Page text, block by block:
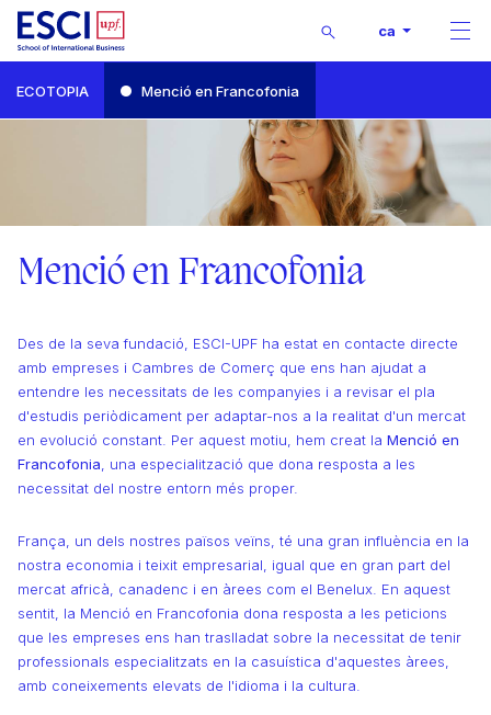
Buscar ca
Itineraris i mencions
Menció en Francofonia
ECOTOPIA Menció en Francofonia
Menció en Francofonia
Des de la seva fundació, ESCI-UPF ha estat en contacte directe
amb empreses i Cambres de Comerç que ens han ajudat a
entendre les necessitats de les companyies i a revisar el pla
d'estudis periòdicament per adaptar-nos a la realitat d'un mercat
en evolució constant. Per aquest motiu, hem creat la Menció en
Francofonia , una especialització que dona resposta a les
necessitat del nostre entorn més proper.
França, un dels nostres països veïns, té una gran influència en la
nostra economia i teixit empresarial, igual que en gran part del
mercat africà, canadenc i en àrees com el Benelux. En aquest
sentit, la Menció en Francofonia dona resposta a les peticions
que les empreses ens han traslladat sobre la necessitat de tenir
professionals especialitzats en la casuística d'aquestes àrees,
amb coneixements elevats de l'idioma i la cultura.